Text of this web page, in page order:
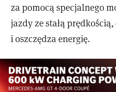
za pomocą specjalnego
jazdy ze stałą
i oszczędza energię.